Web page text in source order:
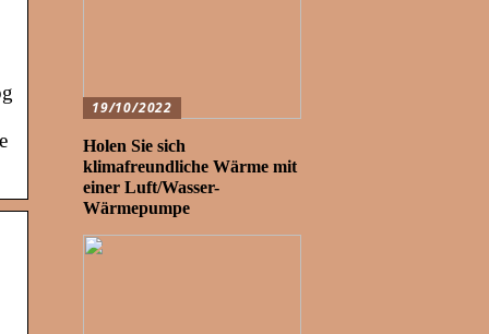
19/10/2022
Holen Sie sich
klimafreundliche Wärme mit
einer Luft/Wasser-
Wärmepumpe